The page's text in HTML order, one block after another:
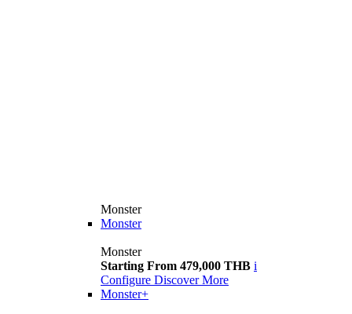
Monster
Monster
Monster
Starting From 479,000 THB i
Configure Discover More
Monster+